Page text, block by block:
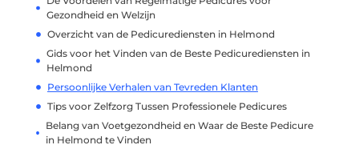
Gezondheid en Welzijn
Overzicht van de Pedicurediensten in Helmond
Gids voor het Vinden van de Beste Pedicurediensten in
Helmond
Persoonlijke Verhalen van Tevreden Klanten
Tips voor Zelfzorg Tussen Professionele Pedicures
Belang van Voetgezondheid en Waar de Beste Pedicure
in Helmond te Vinden